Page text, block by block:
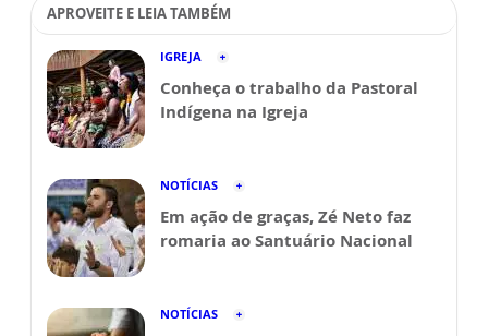
APROVEITE E LEIA TAMBÉM
IGREJA
Conheça o trabalho da Pastoral
Indígena na Igreja
NOTÍCIAS
Em ação de graças, Zé Neto faz
romaria ao Santuário Nacional
NOTÍCIAS